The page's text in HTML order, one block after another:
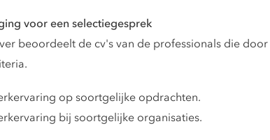
voor een selectiegesprek
beoordeelt de cv's van de professionals die
op soortgelijke opdrachten.
bij soortgelijke organisaties.